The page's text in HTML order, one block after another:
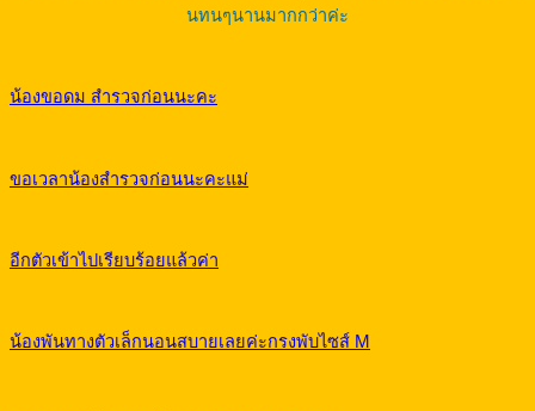
นทนๆนานมากกว่าค่ะ
น้องขอดม สำรวจก่อนนะคะ
ขอเวลาน้องสำรวจก่อนนะคะแม่
อีกตัวเข้าไปเรียบร้อยแล้วค่า
น้องพันทางตัวเล็กนอนสบายเลยค่ะกรงพับไซส์ M